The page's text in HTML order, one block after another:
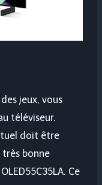
jeux, vous
téléviseur.
doit être
très bonne
Ce